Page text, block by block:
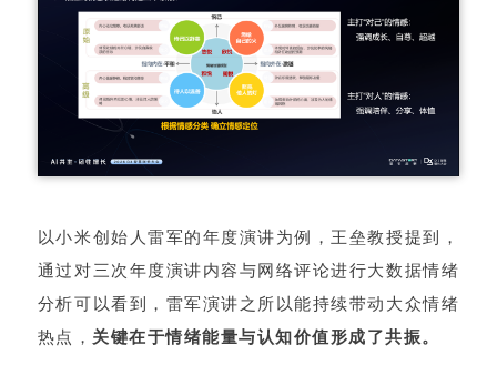
以小米创始人雷军的年度演讲为例，王垒教授提到，
通过对三次年度演讲内容与网络评论进行大数据情绪
分析可以看到，雷军演讲之所以能持续带动大众情绪
热点， 关键在于情绪能量与认知价值形成了共振。